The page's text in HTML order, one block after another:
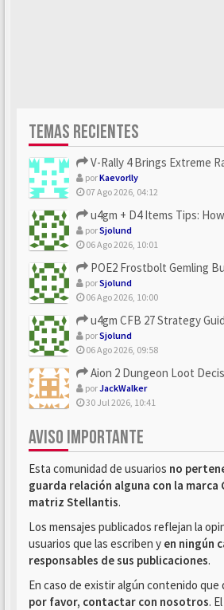
TEMAS RECIENTES
V-Rally 4 Brings Extreme Rally
porKaevorlly
07 Ago 2026, 04:12
u4gm + D4 Items Tips: How Smart
porSjolund
06 Ago 2026, 10:01
POE2 Frostbolt Gemling Builds Get
porSjolund
06 Ago 2026, 10:00
u4gm CFB 27 Strategy Guide: The
porSjolund
06 Ago 2026, 09:58
Aion 2 Dungeon Loot Decisions:
porJackWalker
30 Jul 2026, 10:41
AVISO IMPORTANTE
Esta comunidad de usuarios no
guarda relación alguna con la marca
matriz Stellantis.
Los mensajes publicados reflejan la
usuarios que las escriben y en ningún
responsables de sus publicaciones.
En caso de existir algún contenido que
por favor, contactar con nosotros.